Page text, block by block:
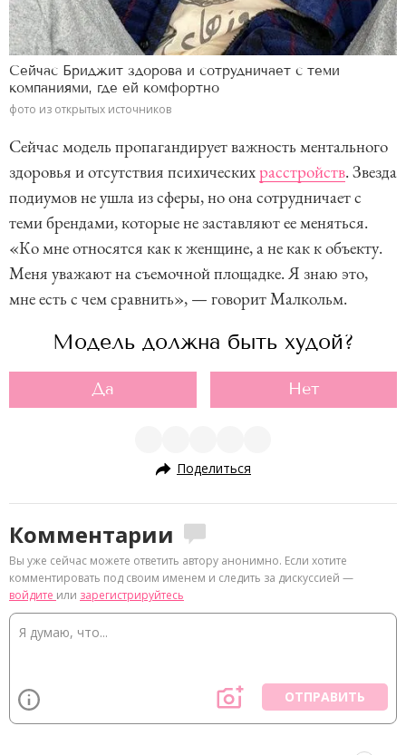
Сейчас Бриджит здорова и сотрудничает с теми
компаниями, где ей комфортно
фото из открытых источников
Сейчас модель пропагандирует важность ментального
здоровья и отсутствия психическихрасстройств. Звезда
подиумов не ушла из сферы, но она сотрудничает с
теми брендами, которые не заставляют ее меняться.
«Ко мне относятся как к женщине, а не как к объекту.
Меня уважают на съемочной площадке. Я знаю это,
мне есть с чем сравнить», — говорит Малкольм.
Модель должна быть худой?
Да Нет
Поделиться
Комментарии
Вы уже сейчас можете ответить автору анонимно. Если хотите
комментировать под своим именем и следить за дискуссией —
войдите или зарегистрируйтесь
ОТПРАВИТЬ